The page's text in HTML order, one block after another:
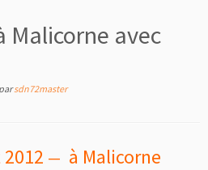
Malicorne avec
parsdn72master
— à Malicorne